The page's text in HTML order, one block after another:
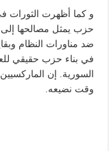
و كما أظهرت الثورات
حزب يمثل مصالحها
ضد مناورات النظام
في بناء حزب حقيقي
السورية. إن
وقت نضيعه.